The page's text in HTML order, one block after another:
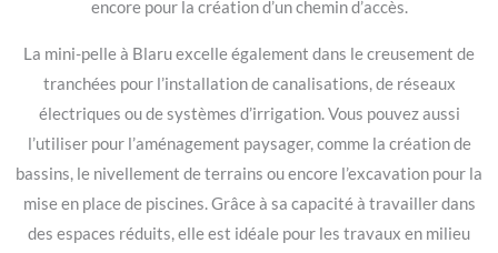
encore pour la création d’un chemin d’accès.
La mini-pelle à Blaru excelle également dans le creusement de
tranchées pour l’installation de canalisations, de réseaux
électriques ou de systèmes d’irrigation. Vous pouvez aussi
l’utiliser pour l’aménagement paysager, comme la création de
bassins, le nivellement de terrains ou encore l’excavation pour la
mise en place de piscines. Grâce à sa capacité à travailler dans
des espaces réduits, elle est idéale pour les travaux en milieu